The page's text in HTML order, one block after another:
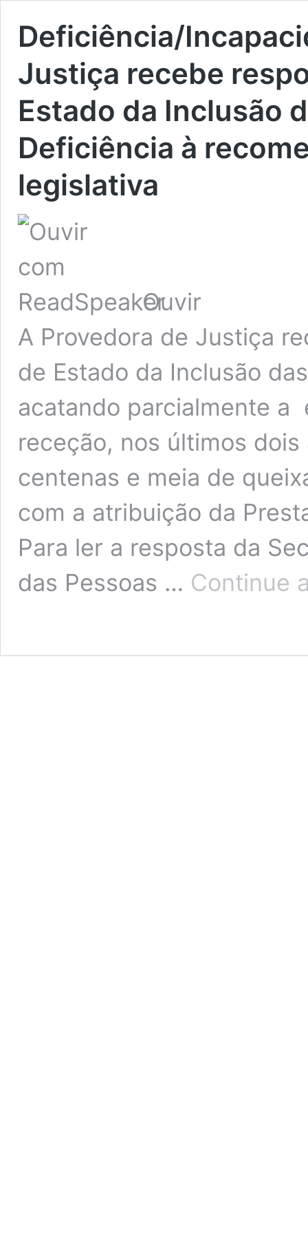
Deficiência/
Justiça recebe
Estado da Inclusão
Deficiência à
legislativa
Ouvir
A Provedora de Justiça
de Estado da Inclusão
acatando parcialmente a
receção, nos últimos
centenas e meia de
com a atribuição da
Para ler a resposta da
das Pessoas … Continue